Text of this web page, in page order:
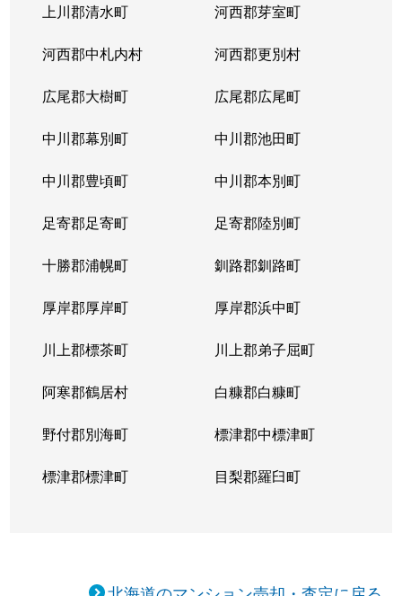
上川郡清水町 河西郡芽室町
河西郡中札内村 河西郡更別村
広尾郡大樹町 広尾郡広尾町
中川郡幕別町 中川郡池田町
中川郡豊頃町 中川郡本別町
足寄郡足寄町 足寄郡陸別町
十勝郡浦幌町 釧路郡釧路町
厚岸郡厚岸町 厚岸郡浜中町
川上郡標茶町 川上郡弟子屈町
阿寒郡鶴居村 白糠郡白糠町
野付郡別海町 標津郡中標津町
標津郡標津町 目梨郡羅臼町